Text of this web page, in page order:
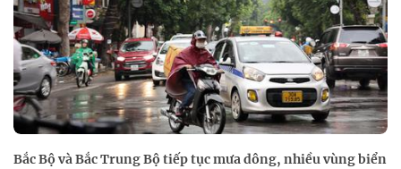
Bắc Bộ và Bắc Trung Bộ tiếp tục mưa dông, nhiều vùng biển